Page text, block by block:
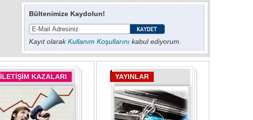
Bültenimize Kaydolun!
Kayıt olarakKullanım Koşullarını kabul ediyorum.
İLETİŞİM KAZALARI YAYINLAR